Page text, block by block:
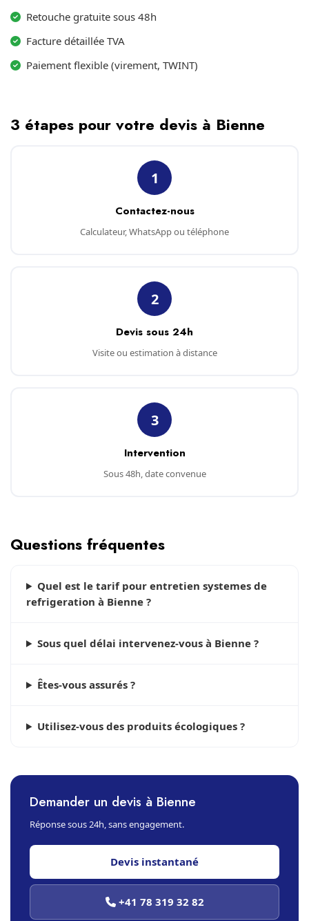
Retouche gratuite sous 48h
Facture détaillée TVA
Paiement flexible (virement, TWINT)
3 étapes pour votre devis à Bienne
1
Contactez-nous
Calculateur, WhatsApp ou téléphone
2
Devis sous 24h
Visite ou estimation à distance
3
Intervention
Sous 48h, date convenue
Questions fréquentes
Quel est le tarif pour entretien systemes de
refrigeration à Bienne ?
Sous quel délai intervenez-vous à Bienne ?
Êtes-vous assurés ?
Utilisez-vous des produits écologiques ?
Demander un devis à Bienne
Réponse sous 24h, sans engagement.
Devis instantané
+41 78 319 32 82